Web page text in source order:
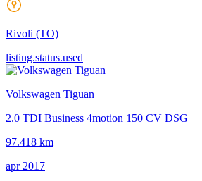
Rivoli (TO)
listing.status.used
Volkswagen Tiguan
2.0 TDI Business 4motion 150 CV DSG
97.418 km
apr 2017